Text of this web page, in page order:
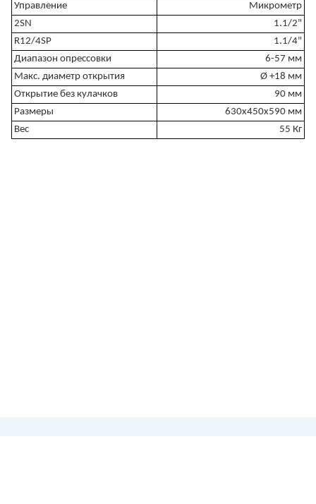
Управление
Микрометр
2SN
1.1/2"
R12/4SP
1.1/4"
Диапазон опрессовки
6-57 мм
Макс. диаметр открытия
Ø +18 мм
Открытие без кулачков
90 мм
Размеры
630x450x590 мм
Вес
55 Кг